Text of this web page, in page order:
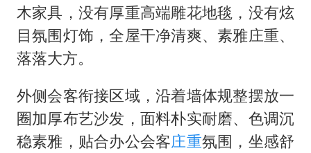
木家具，没有厚重高端雕花地毯，没有炫
目氛围灯饰，全屋干净清爽、素雅庄重、
落落大方。
外侧会客衔接区域，沿着墙体规整摆放一
圈加厚布艺沙发，面料朴实耐磨、色调沉
稳素雅，贴合办公会客庄重氛围，坐感舒